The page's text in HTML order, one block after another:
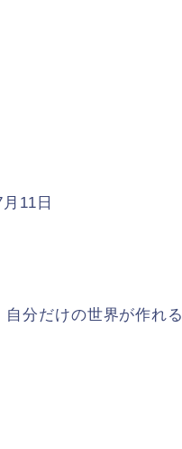
11日
分だけの世界が作れる